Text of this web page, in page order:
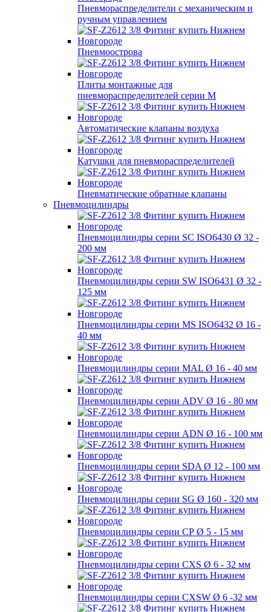
Пневмораспределители с механическим и
ручным управлением
Пневмоострова
Плиты монтажные для
пневмораспределителей серии M
Автоматические клапаны воздуха
Катушки для пневмораспределителей
Пневматические обратные клапаны
Пневмоцилиндры
Пневмоцилиндры серии SC ISO6430 Ø 32 -
200 мм
Пневмоцилиндры серии SW ISO6431 Ø 32 -
125 мм
Пневмоцилиндры серии MS ISO6432 Ø 16 -
40 мм
Пневмоцилиндры серии MAL Ø 16 - 40 мм
Пневмоцилиндры серии ADV Ø 16 - 80 мм
Пневмоцилиндры серии ADN Ø 16 - 100 мм
Пневмоцилиндры серии SDA Ø 12 - 100 мм
Пневмоцилиндры серии SG Ø 160 - 320 мм
Пневмоцилиндры серии СР Ø 5 - 15 мм
Пневмоцилиндры серии CXS Ø 6 - 32 мм
Пневмоцилиндры серии CXSW Ø 6 -32 мм